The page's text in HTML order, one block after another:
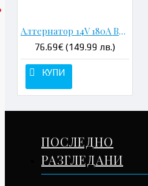
Алтернатор 14V 180A Bosch - A0131545602
76.69€ (149.99 лв.)
КУПИ
ПОСЛЕДНО
РАЗГЛЕДАНИ